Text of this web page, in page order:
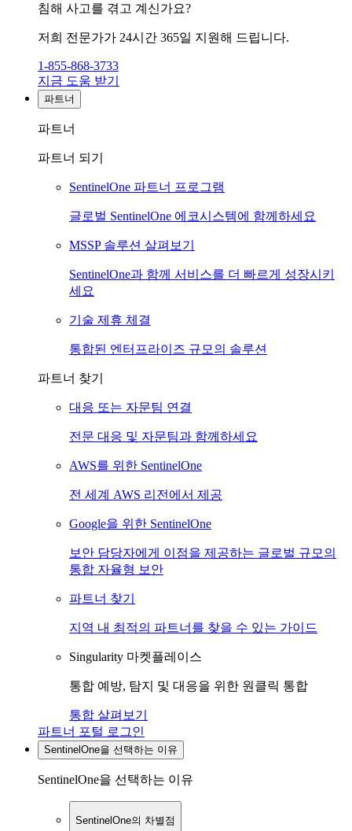
침해 사고를 겪고 계신가요?
저희 전문가가 24시간 365일 지원해 드립니다.
1-855-868-3733
지금 도움 받기
파트너
파트너
파트너 되기
SentinelOne 파트너 프로그램
글로벌 SentinelOne 에코시스템에 함께하세요
MSSP 솔루션 살펴보기
SentinelOne과 함께 서비스를 더 빠르게 성장시키
세요
기술 제휴 체결
통합된 엔터프라이즈 규모의 솔루션
파트너 찾기
대응 또는 자문팀 연결
전문 대응 및 자문팀과 함께하세요
AWS를 위한 SentinelOne
전 세계 AWS 리전에서 제공
Google을 위한 SentinelOne
보안 담당자에게 이점을 제공하는 글로벌 규모의
통합 자율형 보안
파트너 찾기
지역 내 최적의 파트너를 찾을 수 있는 가이드
Singularity 마켓플레이스
통합 예방, 탐지 및 대응을 위한 원클릭 통합
통합 살펴보기
파트너 포털 로그인
SentinelOne을 선택하는 이유
SentinelOne을 선택하는 이유
SentinelOne의 차별점